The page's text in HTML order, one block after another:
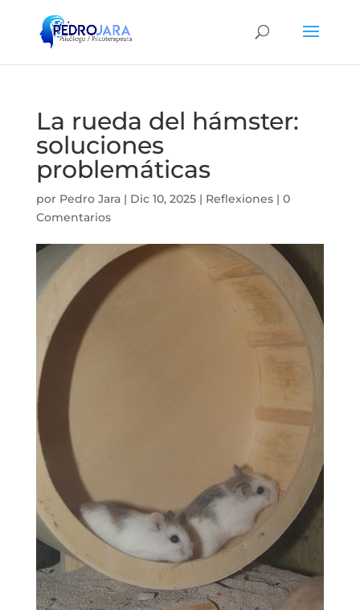
La rueda del hámster:
soluciones
problemáticas
por Pedro Jara| Dic 10, 2025| Reflexiones| 0
Comentarios